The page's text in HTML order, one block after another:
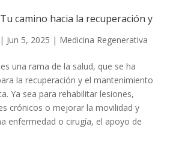
camino hacia la recuperación y
| Jun 5, 2025 | Medicina Regenerativa
una rama de la salud, que se ha
la recuperación y el mantenimiento
Ya sea para rehabilitar lesiones,
crónicos o mejorar la movilidad y
enfermedad o cirugía, el apoyo de